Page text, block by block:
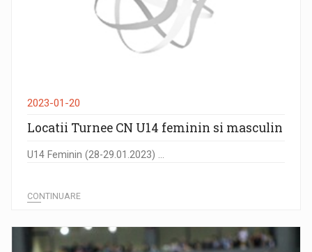
2023-01-20
Locatii Turnee CN U14 feminin si masculin
U14 Feminin (28-29.01.2023) ...
CONTINUARE